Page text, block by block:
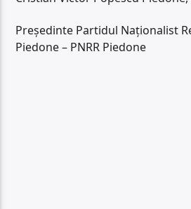
Președinte Partidul Naționalist
Piedone – PNRR Piedone